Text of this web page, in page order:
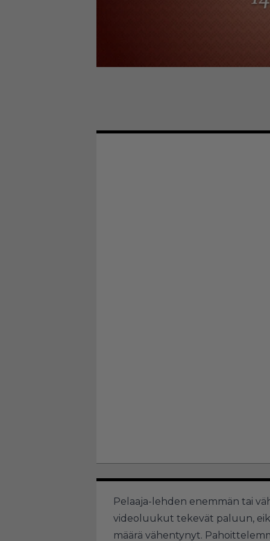
Pelaaja-lehden enemmän tai
videoluukut tekevät paluun,
määrä vähentynyt.